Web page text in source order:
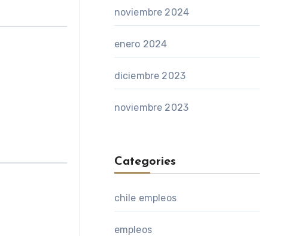
noviembre 2024
enero 2024
diciembre 2023
noviembre 2023
Categories
chile empleos
empleos